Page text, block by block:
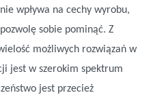
wpływa na cechy wyrobu,
sobie pominąć. Z
możliwych rozwiązań w
jest w szerokim spektrum
jest przecież